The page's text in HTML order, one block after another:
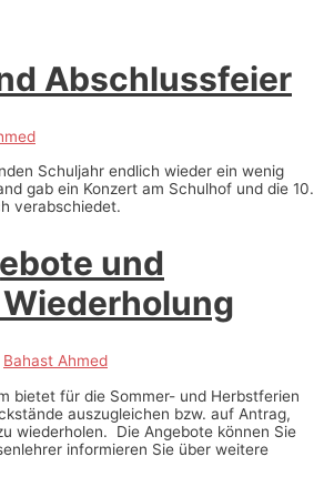
Abschlussfeier
Schuljahr endlich wieder ein wenig
gab ein Konzert am Schulhof und die 10.
verabschiedet.
und
Bahast Ahmed
bietet für die Sommer- und Herbstferien
auszugleichen bzw. auf Antrag,
wiederholen. Die Angebote können Sie
informieren Sie über weitere